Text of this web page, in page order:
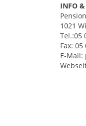
INFO
1021
Tel.:05
Fax: 05
E-Mail: